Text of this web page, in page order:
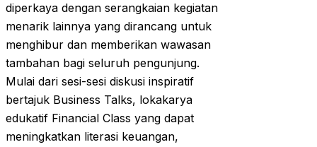
diperkaya dengan serangkaian kegiatan
menarik lainnya yang dirancang untuk
menghibur dan memberikan wawasan
tambahan bagi seluruh pengunjung.
Mulai dari sesi-sesi diskusi inspiratif
bertajuk Business Talks, lokakarya
edukatif Financial Class yang dapat
meningkatkan literasi keuangan,